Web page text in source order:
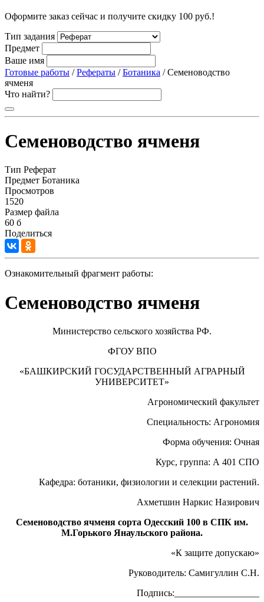
Оформите заказ сейчас и получите скидку 100 руб.!
Тип задания
Предмет
Ваше имя
Готовые работы /Рефераты /Ботаника / Семеноводство
ячменя
Что найти?
Семеноводство ячменя
Тип Реферат
Предмет Ботаника
Просмотров
1520
Размер файла
60 б
Поделиться
Ознакомительный фрагмент работы:
Семеноводство ячменя
Министерство сельского хозяйства РФ.
ФГОУ ВПО
«БАШКИРСКИЙ ГОСУДАРСТВЕННЫЙ АГРАРНЫЙ
УНИВЕРСИТЕТ»
Агрономический факультет
Специальность: Агрономия
Форма обучения: Очная
Курс, группа: А 401 СПО
Кафедра: ботаники, физиологии и селекции растений.
Ахметшин Наркис Назирович
Семеноводство ячменя сорта Одесский 100 в СПК им.
М.Горького Янаульского района.
«К защите допускаю»
Руководитель: Cамигуллин С.Н.
Подпись:__________________